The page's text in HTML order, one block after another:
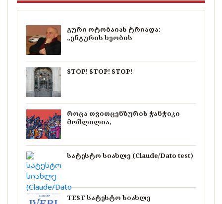
გური ოტობაიას ტრიადა:
„ენგურის ხეობის
STOP! STOP! STOP!
როცა თვითცენზურის ჭანჭიკი
მოშლილია,
სატესტო სიახლე (Claude/Dato test)
TEST სატესტო სიახლე